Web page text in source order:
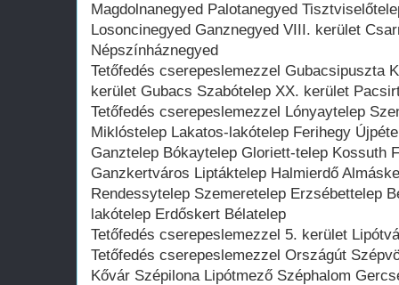
Magdolnanegyed Palotanegyed
Losoncinegyed Ganznegyed VIII. kerület
Népszínháznegyed
Tetőfedés cserepeslemezzel Gubacsipuszta
kerület Gubacs Szabótelep XX. kerület
Tetőfedés cserepeslemezzel Lónyaytelep
Miklóstelep Lakatos-lakótelep Ferihegy
Ganztelep Bókaytelep Gloriett-telep Kossuth
Ganzkertváros Liptáktelep Halmierdő
Rendessytelep Szemeretelep Erzsébettelep
lakótelep Erdőskert Bélatelep
Tetőfedés cserepeslemezzel 5. kerület
Tetőfedés cserepeslemezzel Országút
Kővár Szépilona Lipótmező Széphalom